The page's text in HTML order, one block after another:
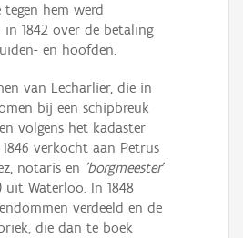
tegen hem werd
in 1842 over de betaling
en hoofden.
van Lecharlier, die in
bij een schipbreuk
volgens het kadaster
verkocht aan Petrus
notaris en 'borgmeester'
uit Waterloo. In 1848
verdeeld en de
die dan te boek